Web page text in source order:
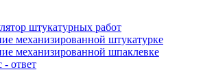
штукатурных работ
механизированной штукатурке
механизированной шпаклевке
- ответ